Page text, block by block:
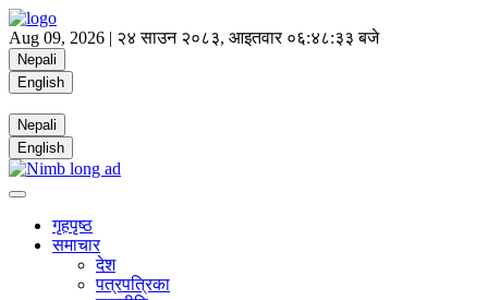
Aug 09, 2026 | २४ साउन २०८३, आइतवार ०६:४८:३३ बजे
Nepali
English
Nepali
English
गृहपृष्ठ
समाचार
देश
पत्रपत्रिका